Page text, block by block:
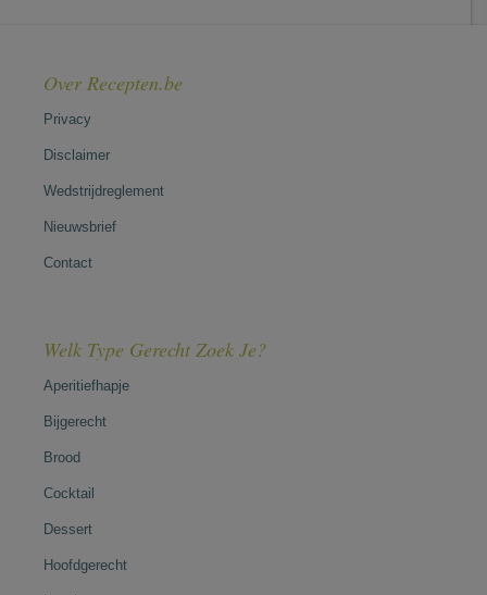
Over Recepten.be
Privacy
Disclaimer
Wedstrijdreglement
Nieuwsbrief
Contact
Welk Type Gerecht Zoek Je?
Aperitiefhapje
Bijgerecht
Brood
Cocktail
Dessert
Hoofdgerecht